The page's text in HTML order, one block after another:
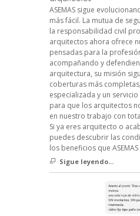
ASEMAS sigue
más fácil. La mutua de
la responsabilidad civil
arquitectos ahora ofrece
pensadas para la
acompañando y
arquitectura, su misión
coberturas más
especializada y un
para que los arquitectos
en nuestro trabajo con
Si ya eres arquitecto o
puedes descubrir las
los beneficios que
Sigue leyendo...